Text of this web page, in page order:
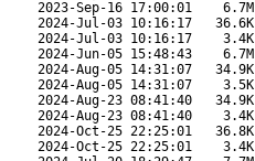
2023-Sep-16 17:00:01
6.7M
2024-Jul-03 10:16:17
36.6K
2024-Jul-03 10:16:17
3.4K
2024-Jun-05 15:48:43
6.7M
2024-Aug-05 14:31:07
34.9K
2024-Aug-05 14:31:07
3.5K
2024-Aug-23 08:41:40
34.9K
2024-Aug-23 08:41:40
3.4K
2024-Oct-25 22:25:01
36.8K
2024-Oct-25 22:25:01
3.4K